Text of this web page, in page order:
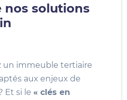
nos solutions
un immeuble tertiaire
aux enjeux de
Et si le « clés en